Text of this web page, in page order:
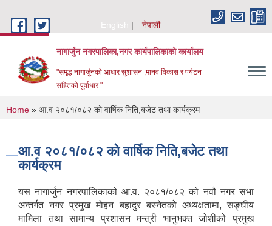
English
नेपाली
नागार्जुन नगरपालिका,नगर कार्यपालिकाको कार्यालय
"समृद्ध नागार्जुनको आधार सुशासन ,मानव विकास र पर्यटन
सहितको पूर्वाधार "
You are here
Home » आ.व २०८१/०८२ को वार्षिक निति,बजेट तथा कार्यक्रम
आ.व २०८१/०८२ को वार्षिक निति,बजेट तथा
कार्यक्रम
यस नागार्जुन नगरपालिकाको आ.व. २०८१/०८२ को नवौ नगर सभा
अन्तर्गत नगर प्रमुख मोहन बहादुर बस्नेतको अध्यक्षतामा, सङ्‍घीय
मामिला तथा सामान्य प्रशासन मन्त्री भानुभक्त जोशीको प्रमुख